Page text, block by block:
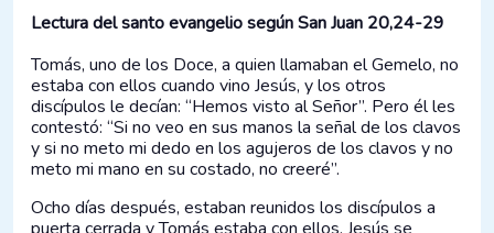
Lectura del santo evangelio según San Juan 20,24-29
Tomás, uno de los Doce, a quien llamaban el Gemelo, no
estaba con ellos cuando vino Jesús, y los otros
discípulos le decían: “Hemos visto al Señor”. Pero él les
contestó: “Si no veo en sus manos la señal de los clavos
y si no meto mi dedo en los agujeros de los clavos y no
meto mi mano en su costado, no creeré”.
Ocho días después, estaban reunidos los discípulos a